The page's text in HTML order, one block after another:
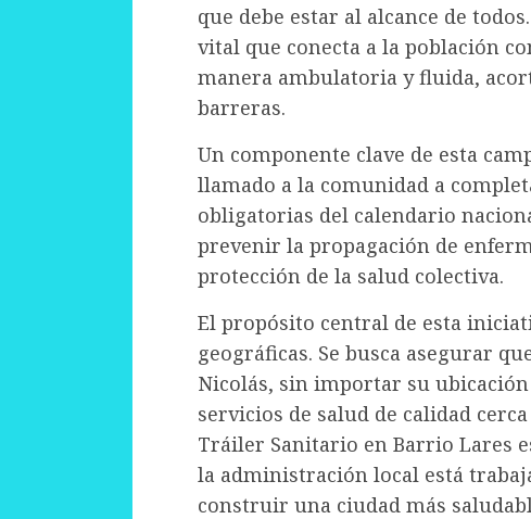
que debe estar al alcance de
vital que conecta a la población
manera ambulatoria y fluida,
barreras.
Un componente clave de esta
llamado a la comunidad a
obligatorias del calendario
prevenir la propagación de
protección de la salud colectiva.
El propósito central de esta
geográficas. Se busca asegurar
Nicolás, sin importar su
servicios de salud de calidad
Tráiler Sanitario en Barrio Lares
la administración local está
construir una ciudad más